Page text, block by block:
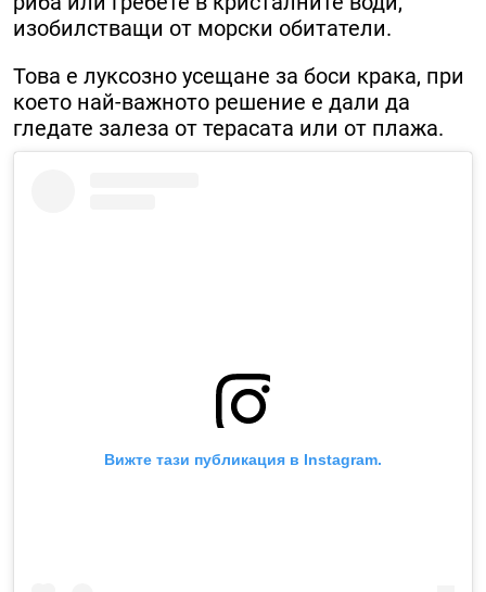
изобилстващи от морски обитатели.
Това е луксозно усещане за боси крака, при
което най-важното решение е дали да
гледате залеза от терасата или от плажа.
Вижте тази публикация в Instagram.